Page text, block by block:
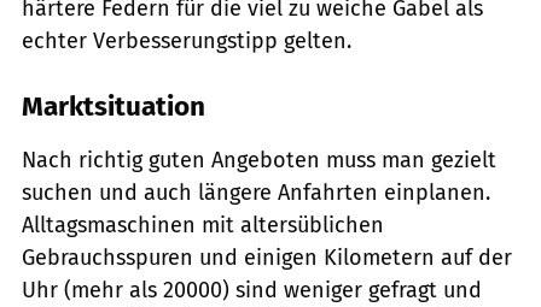
härtere Federn für die viel zu weiche Gabel als
echter Verbesserungstipp gelten.
Marktsituation
Nach richtig guten Angeboten muss man gezielt
suchen und auch längere Anfahrten einplanen.
Alltagsmaschinen mit altersüblichen
Gebrauchsspuren und einigen Kilometern auf der
Uhr (mehr als 20000) sind weniger gefragt und